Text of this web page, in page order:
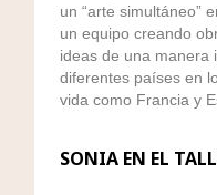
un “arte simultáneo”
un equipo creando
ideas de una manera
diferentes países en
vida como Francia y
SONIA EN EL